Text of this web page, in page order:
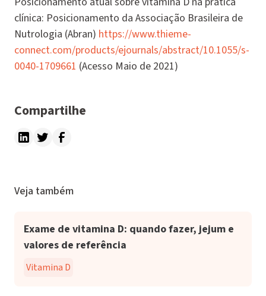
clínica: Posicionamento da Associação Brasileira de
Nutrologia (Abran) https://www.thieme-
connect.com/products/ejournals/abstract/10.1055/s-
0040-1709661 (Acesso Maio de 2021)
Compartilhe
Veja também
Exame de vitamina D: quando fazer, jejum e
valores de referência
Vitamina D